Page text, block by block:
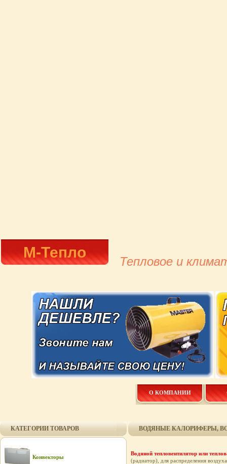
М-Тепло
Тепловое и
О КОМПАНИИ
КАТЕГОРИИ ТОВАРОВ
Конвекторы
ВОДЯНЫЕ КАЛОРИФЕРЫ,
Водяной тепловентилятор или
(радиатор), для распределения